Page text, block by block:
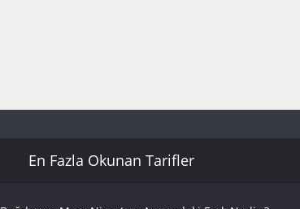
En Fazla Okunan Tarifler